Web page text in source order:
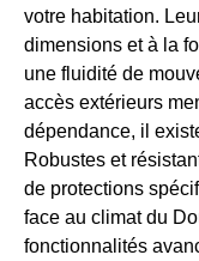
votre habitation.
dimensions et à la
une fluidité de
accès extérieurs
dépendance, il
Robustes et
de protections
face au climat du
fonctionnalités